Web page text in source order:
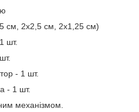
см, 2х2,5 см, 2х1,25 см)
шт.
- 1 шт.
- 1 шт.
механізмом.